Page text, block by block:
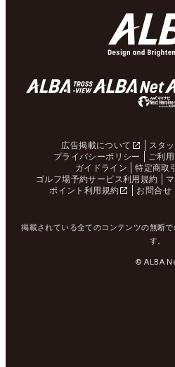
広告掲載について スタ
プライバシーポリシー
ご利
ガイドライン
特定商取
ゴルフ場予約サービス利用規約
ポイント利用規約
お問合せ
掲載されている全てのコンテンツの無断
す。
© ALBA